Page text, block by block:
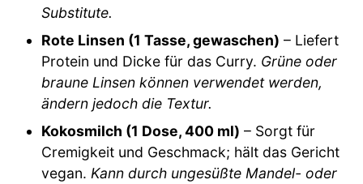
Substitute.
Rote Linsen (1 Tasse, gewaschen) – Liefert
Protein und Dicke für das Curry. Grüne oder
braune Linsen können verwendet werden,
ändern jedoch die Textur.
Kokosmilch (1 Dose, 400 ml) – Sorgt für
Cremigkeit und Geschmack; hält das Gericht
vegan. Kann durch ungesüßte Mandel- oder